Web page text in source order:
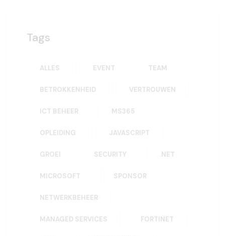
Tags
ALLES EVENT TEAM
BETROKKENHEID VERTROUWEN
ICT BEHEER MS365
OPLEIDING JAVASCRIPT
GROEI SECURITY .NET
MICROSOFT SPONSOR
NETWERKBEHEER
MANAGED SERVICES FORTINET